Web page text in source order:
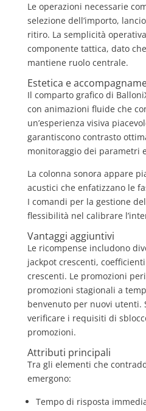
Le operazioni necessarie
selezione dell’importo,
ritiro. La semplicità
componente tattica, dato
mantiene ruolo centrale.
Estetica e
Il comparto grafico di
con animazioni fluide che
un’esperienza visiva
garantiscono contrasto
monitoraggio dei parametri
La colonna sonora appare
acustici che enfatizzano le
I comandi per la gestione
flessibilità nel calibrare
Vantaggi aggiuntivi
Le ricompense includono
jackpot crescenti,
crescenti. Le promozioni
promozioni stagionali a
benvenuto per nuovi utenti.
verificare i requisiti di
promozioni.
Attributi principali
Tra gli elementi che
emergono:
Tempo di risposta